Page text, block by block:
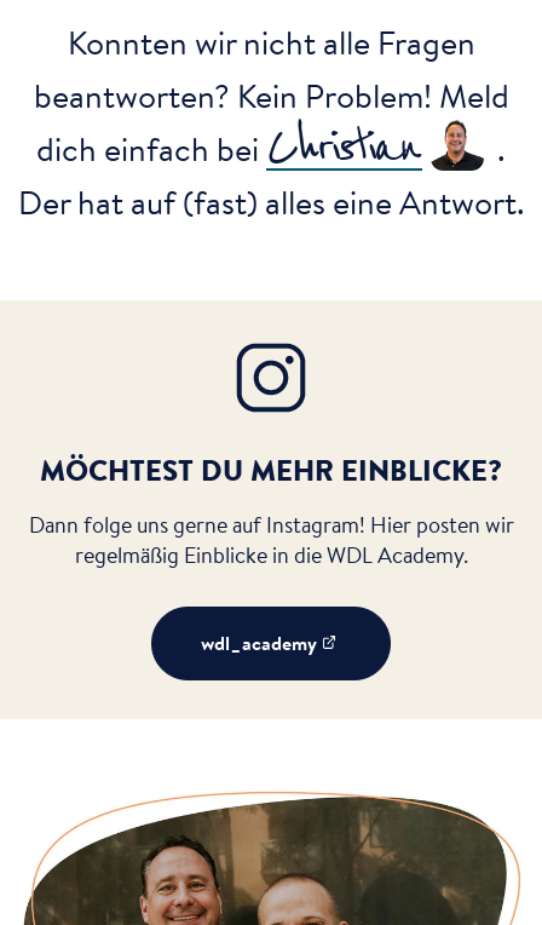
Konnten wir nicht alle Fragen
beantworten? Kein Problem! Meld
dich einfach bei Christian
.
Der hat auf (fast) alles eine Antwort.
MÖCHTEST DU MEHR EINBLICKE?
Dann folge uns gerne auf Instagram! Hier posten wir
regelmäßig Einblicke in die WDL Academy.
wdl_academy